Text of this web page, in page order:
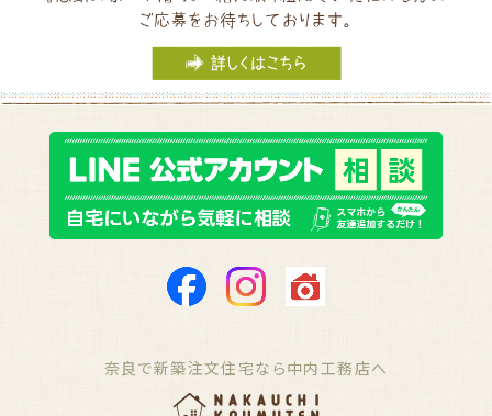
奈良で新築注文住宅なら中内工務店へ